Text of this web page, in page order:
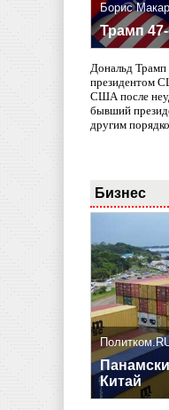
Борис
Трамп
Дональд
президентом
США после
бывший
другим
Бизнес
Китай